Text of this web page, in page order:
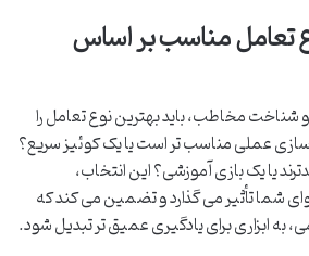
نوع تعامل مناسب بر اساس
شناخت مخاطب، باید بهترین نوع تعامل را
عملی مناسب تر است یا یک کوئیز سریع؟
یا یک بازی آموزشی؟ این انتخاب،
شما تأثیر می گذارد و تضمین می کند که
به ابزاری برای یادگیری عمیق تر تبدیل شود.